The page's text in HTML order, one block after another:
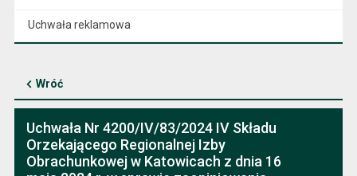
Uchwała reklamowa
Wróć
Uchwała Nr 4200/IV/83/2024 IV Składu
Orzekającego Regionalnej Izby
Obrachunkowej w Katowicach z dnia 16